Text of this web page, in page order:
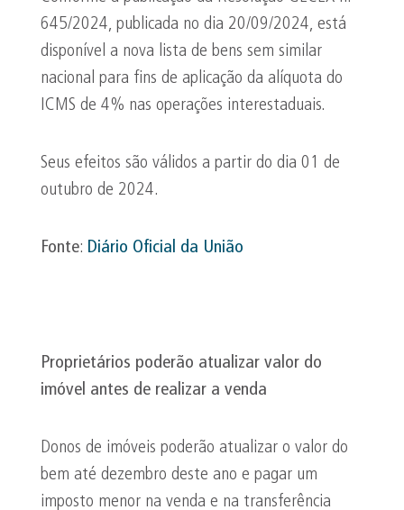
645/2024, publicada no dia 20/09/2024, está
disponível a nova lista de bens sem similar
nacional para fins de aplicação da alíquota do
ICMS de 4% nas operações interestaduais.
Seus efeitos são válidos a partir do dia 01 de
outubro de 2024.
Fonte: Diário Oficial da União
Proprietários poderão atualizar valor do
imóvel antes de realizar a venda
Donos de imóveis poderão atualizar o valor do
bem até dezembro deste ano e pagar um
imposto menor na venda e na transferência